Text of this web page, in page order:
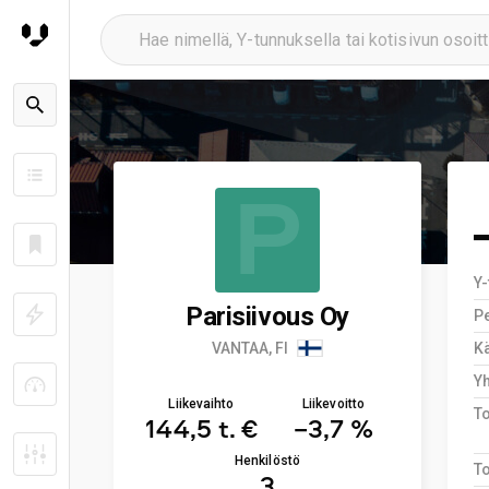
P
Parisiivous Oy
VANTAA, FI
Liikevaihto
144,5 t. €
Liikevoitto
−3,7 %
Henkilöstö